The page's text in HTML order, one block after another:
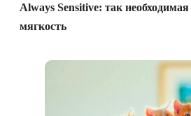
Always Sensitive: так необходимая
мягкость